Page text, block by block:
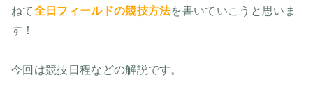
ねて全日フィールドの競技方法を書いていこうと思いま
す！
今回は競技日程などの解説です。